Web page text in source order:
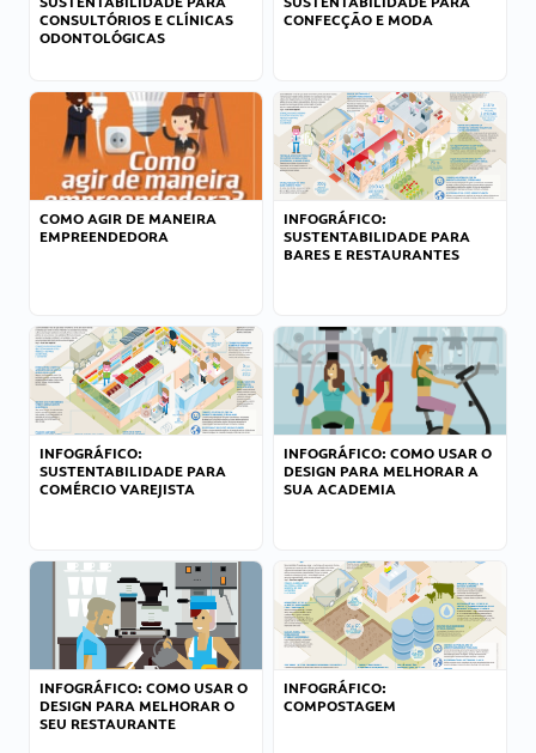
CONSULTÓRIOS E CLÍNICAS
ODONTOLÓGICAS
CONFECÇÃO E MODA
COMO AGIR DE MANEIRA
EMPREENDEDORA
INFOGRÁFICO:
SUSTENTABILIDADE PARA
BARES E RESTAURANTES
INFOGRÁFICO:
SUSTENTABILIDADE PARA
COMÉRCIO VAREJISTA
INFOGRÁFICO: COMO USAR O
DESIGN PARA MELHORAR A
SUA ACADEMIA
INFOGRÁFICO: COMO USAR O
DESIGN PARA MELHORAR O
SEU RESTAURANTE
INFOGRÁFICO:
COMPOSTAGEM